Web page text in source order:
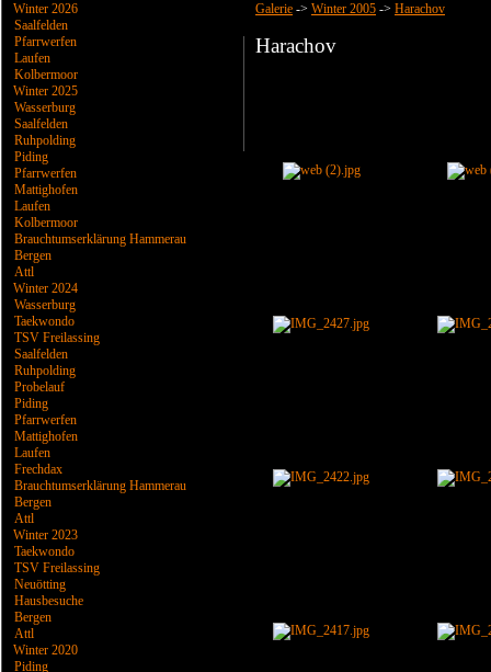
Winter 2026
Saalfelden
Pfarrwerfen
Laufen
Kolbermoor
Winter 2025
Wasserburg
Saalfelden
Ruhpolding
Piding
Pfarrwerfen
Mattighofen
Laufen
Kolbermoor
Brauchtumserklärung Hammerau
Bergen
Attl
Winter 2024
Wasserburg
Taekwondo
TSV Freilassing
Saalfelden
Ruhpolding
Probelauf
Piding
Pfarrwerfen
Mattighofen
Laufen
Frechdax
Brauchtumserklärung Hammerau
Bergen
Attl
Winter 2023
Taekwondo
TSV Freilassing
Neuötting
Hausbesuche
Bergen
Attl
Winter 2020
Piding
Galerie -> Winter 2005 -> Harachov
Harachov